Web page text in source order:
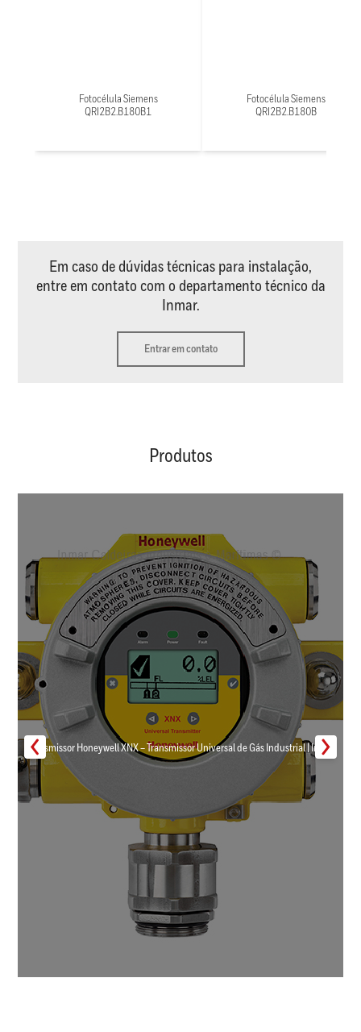
Fotocélula Siemens
QRI2B2.B180B1
Fotocélula Siemens
QRI2B2.B180B
Em caso de dúvidas técnicas para instalação,
entre em contato com o departamento técnico da
Inmar.
Entrar em contato
Produtos
Transmissor Honeywell XNX – Transmissor Universal de Gás Industrial | Inmar